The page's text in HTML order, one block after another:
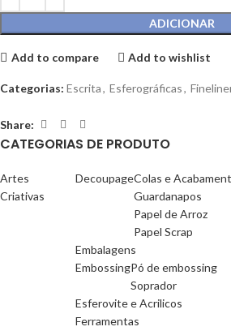
ADICIONAR
Add to compare Add to wishlist
Categorias: Escrita, Esferográficas,
Share:
CATEGORIAS DE PRODUTO
Artes
Criativas
DecoupageColas e
Guardanapos
Papel de Arroz
Papel Scrap
Embalagens
EmbossingPó de embossing
Soprador
Esferovite e Acrilicos
Ferramentas